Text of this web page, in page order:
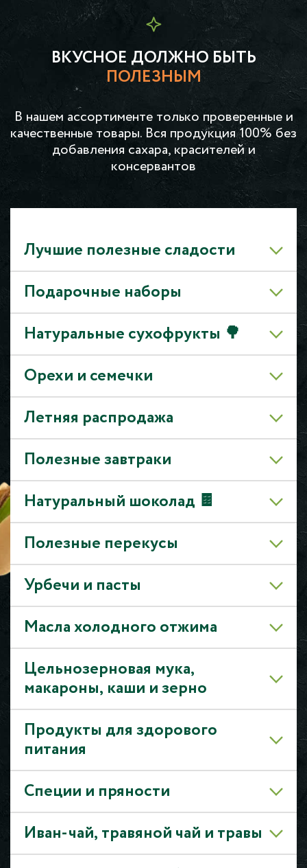
ВКУСНОЕ ДОЛЖНО БЫТЬ
ПОЛЕЗНЫМ
В нашем ассортименте только проверенные и
качественные товары. Вся продукция 100% без
добавления сахара, красителей и
консервантов
Лучшие полезные сладости
Подарочные наборы
Натуральные сухофрукты 🌳
Орехи и семечки
Летняя распродажа
Полезные завтраки
Натуральный шоколад 🍫
Полезные перекусы
Урбечи и пасты
Масла холодного отжима
Цельнозерновая мука,
макароны, каши и зерно
Продукты для здорового
питания
Специи и пряности
Иван-чай, травяной чай и травы